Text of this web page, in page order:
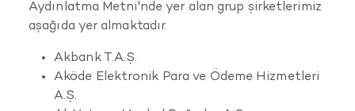
Aydınlatma Metni'nde yer alan grup şirketlerimiz
aşağıda yer almaktadır.
Akbank T.A.Ş.
Aköde Elektronik Para ve Ödeme Hizmetleri
A.Ş.